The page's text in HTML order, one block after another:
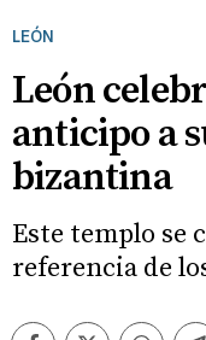
LEÓN
León
anticipo a
bizantina
Este templo se
referencia de